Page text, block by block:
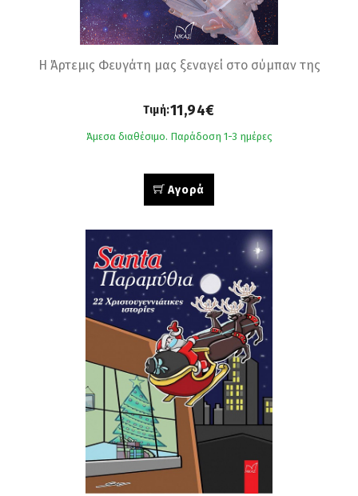
Η Άρτεμις Φευγάτη μας ξεναγεί στο σύμπαν της
Τιμή:11,94€
Άμεσα διαθέσιμο. Παράδοση 1-3 ημέρες
Αγορά